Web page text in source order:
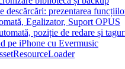
descărcări: prezentarea
Egalizator, Suport OPUS
poziție de redare și
pe iPhone cu Evermusic